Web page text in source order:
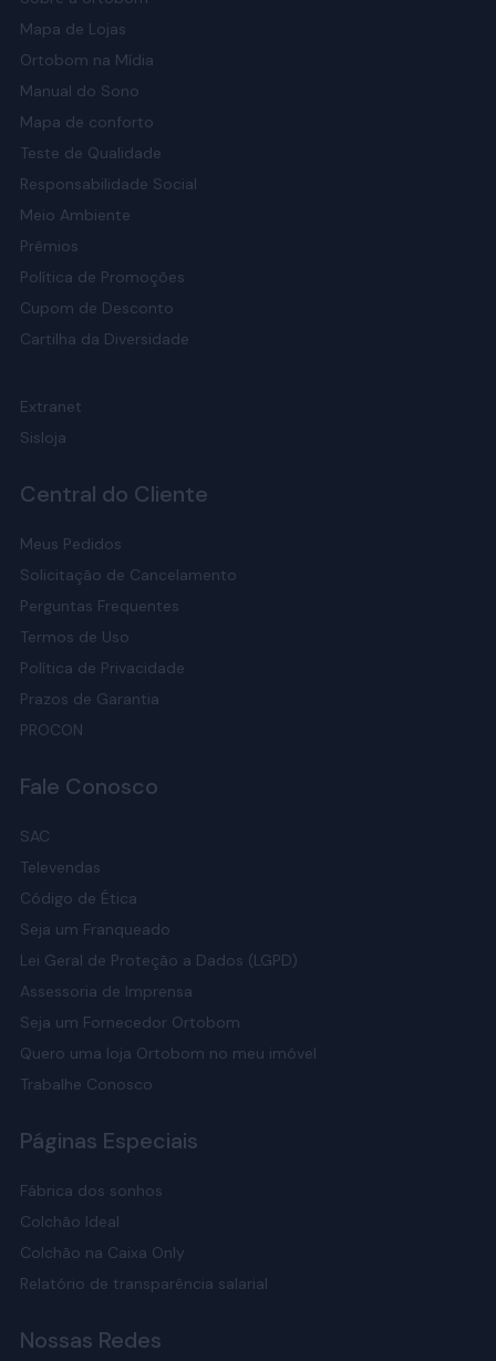
Mapa de Lojas
Ortobom na Mídia
Manual do Sono
Mapa de conforto
Teste de Qualidade
Responsabilidade Social
Meio Ambiente
Prêmios
Política de Promoções
Cupom de Desconto
Cartilha da Diversidade
Extranet
Sisloja
Central do Cliente
Meus Pedidos
Solicitação de Cancelamento
Perguntas Frequentes
Termos de Uso
Política de Privacidade
Prazos de Garantia
PROCON
Fale Conosco
SAC
Televendas
Código de Ética
Seja um Franqueado
Lei Geral de Proteção a Dados (LGPD)
Assessoria de Imprensa
Seja um Fornecedor Ortobom
Quero uma loja Ortobom no meu imóvel
Trabalhe Conosco
Páginas Especiais
Fábrica dos sonhos
Colchão Ideal
Colchão na Caixa Only
Relatório de transparência salarial
Nossas Redes